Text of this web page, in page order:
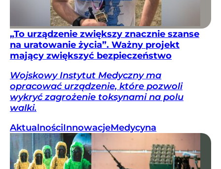
„To urządzenie zwiększy znacznie szanse
na uratowanie życia”. Ważny projekt
mający zwiększyć bezpieczeństwo
Wojskowy Instytut Medyczny ma
opracować urządzenie, które pozwoli
wykryć zagrożenie toksynami na polu
walki.
AktualnościInnowacjeMedycyna